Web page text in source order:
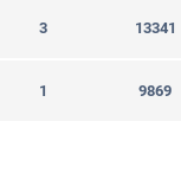
3 13341
1 9869